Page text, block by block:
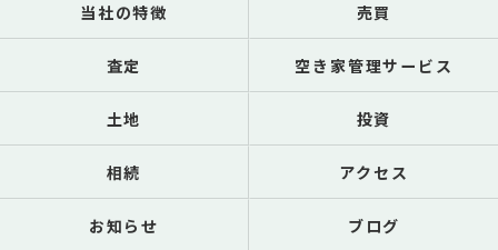
当社の特徴 売買
査定 空き家管理サービス
土地 投資
相続 アクセス
お知らせ ブログ